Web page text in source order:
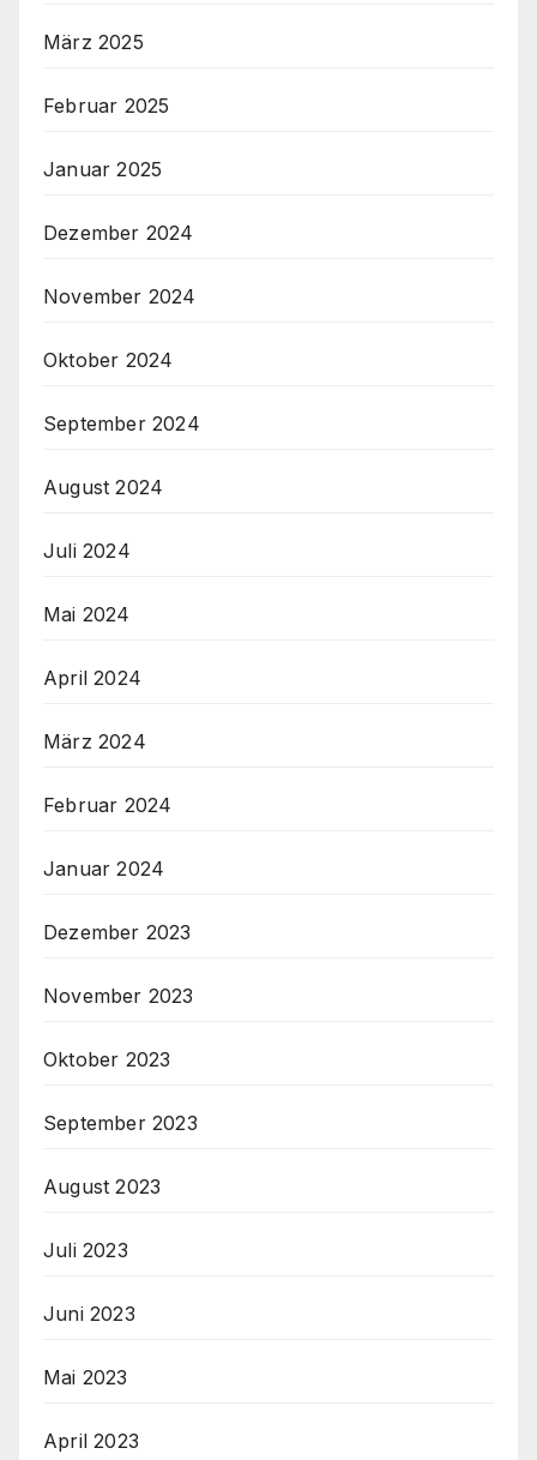
März 2025
Februar 2025
Januar 2025
Dezember 2024
November 2024
Oktober 2024
September 2024
August 2024
Juli 2024
Mai 2024
April 2024
März 2024
Februar 2024
Januar 2024
Dezember 2023
November 2023
Oktober 2023
September 2023
August 2023
Juli 2023
Juni 2023
Mai 2023
April 2023